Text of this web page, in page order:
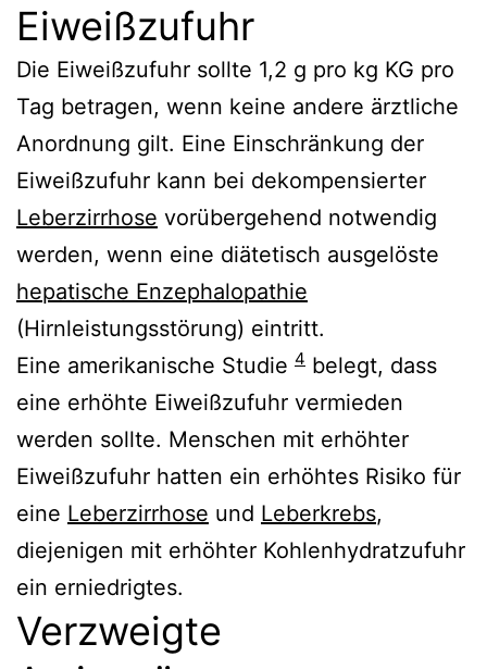
Eiweißzufuhr
Die Eiweißzufuhr sollte 1,2 g pro kg KG pro
Tag betragen, wenn keine andere ärztliche
Anordnung gilt. Eine Einschränkung der
Eiweißzufuhr kann bei dekompensierter
Leberzirrhose vorübergehend notwendig
werden, wenn eine diätetisch ausgelöste
hepatische Enzephalopathie
(Hirnleistungsstörung) eintritt.
Eine amerikanische Studie 4 belegt, dass
eine erhöhte Eiweißzufuhr vermieden
werden sollte. Menschen mit erhöhter
Eiweißzufuhr hatten ein erhöhtes Risiko für
eine Leberzirrhose und Leberkrebs,
diejenigen mit erhöhter Kohlenhydratzufuhr
ein erniedrigtes.
Verzweigte